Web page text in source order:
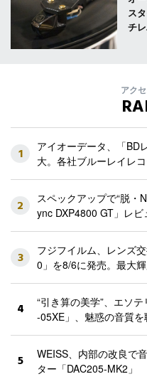
ス
チ
アク
1
アイオーデータ、「BD
大。各社ブルーレイレ
2
スペックアップで“脱・
ync DXP4800 GT」レビ
3
フジフイルム、レンズ
0」を8/6に発売。最大
4
“引き算の美学”、エソ
-05XE」、魅惑の音質を
5
WEISS、内部の改良で
ター「DAC205-MK2」